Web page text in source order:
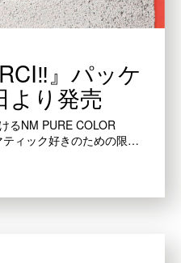
』パッケ
り発売
るNM PURE COLOR
ィック好きのための限…